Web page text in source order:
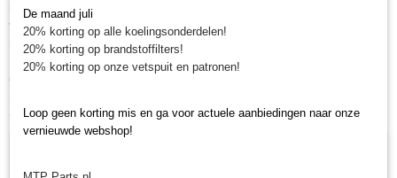
minitractoren, miditractoren, compacttractoren en aanbouwwerktuigen. Wij
verkopen deze onderdelen met als specialisme de Japanse
minitractormerken Yanmar, Iseki, Kubota en Shibaura.
Minitractorparts.nl heeft een groot assortiment onderdelen, waaronder
deze radiateurslang onder, voor uw Kubota BX 2200, BX 22, BX 23.
Ook interessant
De maand juli
20% korting op alle koelingsonderdelen!
20% korting op brandstoffilters!
20% korting op onze vetspuit en patronen!
Loop geen korting mis en ga voor actuele aanbiedingen naar onze
vernieuwde webshop!